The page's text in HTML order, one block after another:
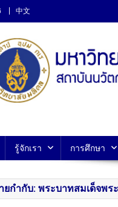
中文
าบันนวัตกรร
รู้จักเรา การศึกษา
ยกำกับ: พระบาทสมเด็จพ